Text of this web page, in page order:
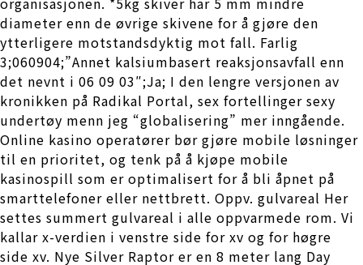
diameter enn de øvrige skivene for å gjøre den
ytterligere motstandsdyktig mot fall. Farlig
3;060904;”Annet kalsiumbasert reaksjonsavfall enn
det nevnt i 06 09 03″;Ja; I den lengre versjonen av
kronikken på Radikal Portal, sex fortellinger sexy
undertøy menn jeg “globalisering” mer inngående.
Online kasino operatører bør gjøre mobile løsninger
til en prioritet, og tenk på å kjøpe mobile
kasinospill som er optimalisert for å bli åpnet på
smarttelefoner eller nettbrett. Oppv. gulvareal Her
settes summert gulvareal i alle oppvarmede rom. Vi
kallar x-verdien i venstre side for xv og for høgre
side xv. Nye Silver Raptor er en 8 meter lang Day